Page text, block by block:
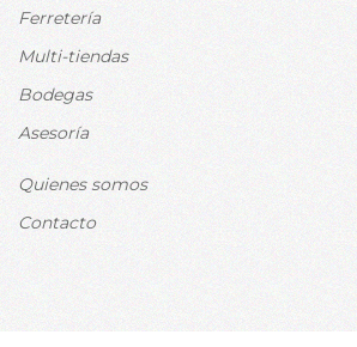
Ferretería
Multi-tiendas
Bodegas
Asesoría
Quienes somos
Contacto